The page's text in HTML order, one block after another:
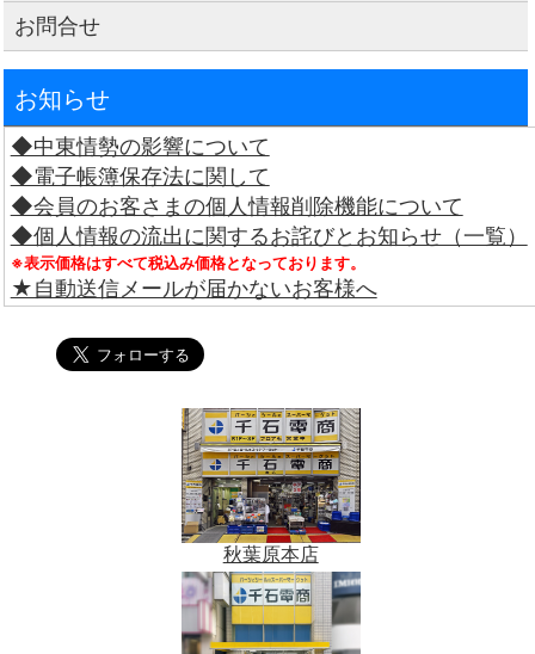
お問合せ
お知らせ
◆中東情勢の影響について
◆電子帳簿保存法に関して
◆会員のお客さまの個人情報削除機能について
◆個人情報の流出に関するお詫びとお知らせ（一覧）
※表示価格はすべて税込み価格となっております。
★自動送信メールが届かないお客様へ
秋葉原本店